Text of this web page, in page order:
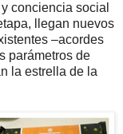
conciencia social
llegan nuevos
–acordes
parámetros de
la estrella de la